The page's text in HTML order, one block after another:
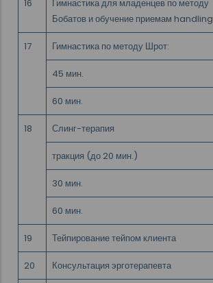
16
Гимнастика для младенцев по методу
Бобатов и обучение приемам handling
17 Гимнастика по методу Шрот:
45 мин.
60 мин.
18 Слинг-терапия
тракция (до 20 мин.)
30 мин.
60 мин.
19 Тейпирование тейпом клиента
20 Консультация эрготерапевта